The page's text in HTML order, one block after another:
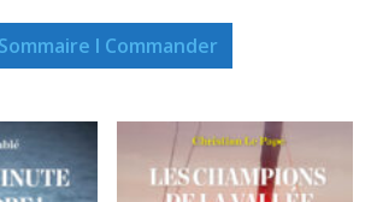
Sommaire I Commander